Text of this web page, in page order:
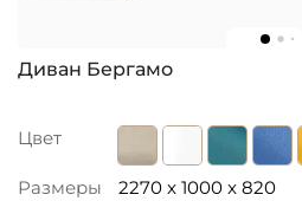
Диван Бергамо
Цвет
Размеры 2270 x 1000 x 820